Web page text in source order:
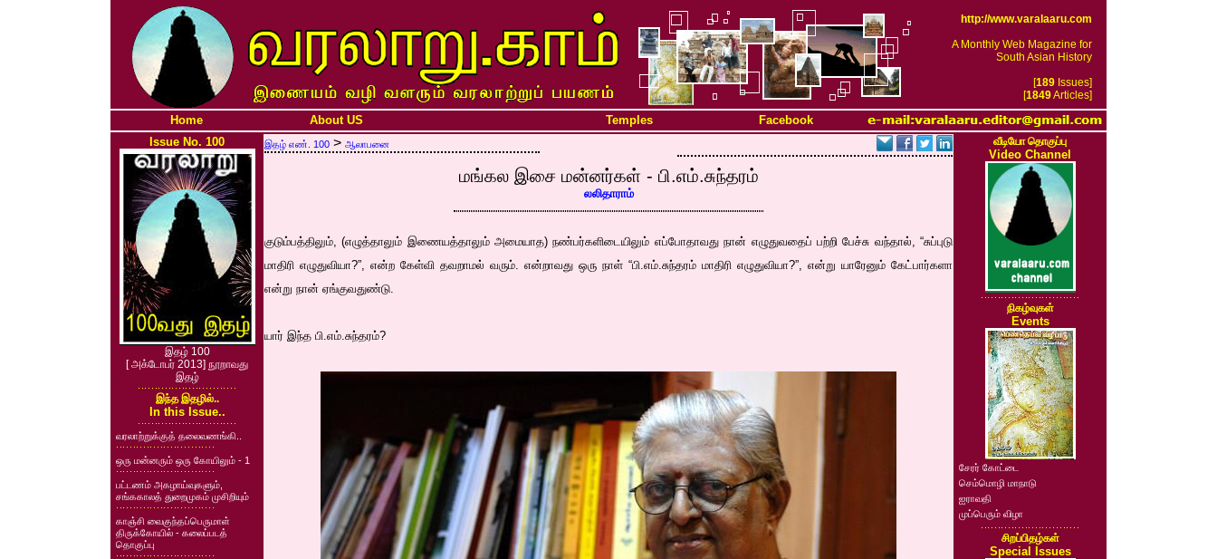
http://www.varalaaru.com
A Monthly Web Magazine for
South Asian History
[189Issues]
[1849Articles]
Home About US Temples
Facebook
Issue No. 100
இதழ் 100
[ அக்டோபர் 2013] நூறாவது
இதழ்
இந்த இதழில்..
In this Issue..
வரலாற்றுக்குத் தலைவணங்கி..
ஒரு மன்னரும் ஒரு கோயிலும் - 1
பட்டணம் அகழாய்வுகளும்,
சங்ககாலத் துறைமுகம் முசிறியும்
காஞ்சி வைகுந்தப்பெருமாள்
திருக்கோயில் - கலைப்படத்
தொகுப்பு
இதழ் எண். 100 > ஆலாபனை
மங்கல இசை மன்னர்கள் - பி.எம்.சுந்தரம்
லலிதாராம்
குடும்பத்திலும், (எழுத்தாலும் இணையத்தாலும் அமையாத) நண்பர்களிடையிலும் எப்போதாவது நான் எழுதுவதைப் பற்றி பேச்சு வந்தால், “சுப்புடு
மாதிரி எழுதுவியா?”, என்ற கேள்வி தவறாமல் வரும். என்றாவது ஒரு நாள் “பி.எம்.சுந்தரம் மாதிரி எழுதுவியா?”, என்று யாரேனும் கேட்பார்களா
என்று நான் ஏங்குவதுண்டு.
யார் இந்த பி.எம்.சுந்தரம்?
வீடியோ தொகுப்பு
Video Channel
நிகழ்வுகள்
Events
சேரர் கோட்டை
செம்மொழி மாநாடு
ஐராவதி
முப்பெரும் விழா
சிறப்பிதழ்கள்
Special Issues